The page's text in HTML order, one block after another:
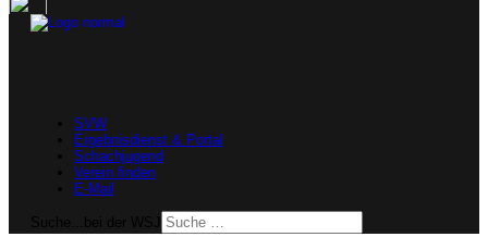
SVW
Ergebnisdienst & Portal
Schachjugend
Verein finden
E-Mail